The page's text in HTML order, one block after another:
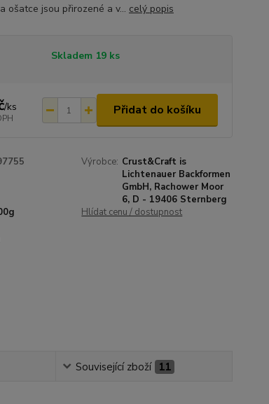
ošatce jsou přirozené a v... celý popis
Skladem 19 ks
/ks Přidat do košíku
Výrobce: Crust&Craft is
Lichtenauer Backformen
GmbH, Rachower Moor
6, D - 19406 Sternberg
Hlídat cenu / dostupnost
Související zboží 11